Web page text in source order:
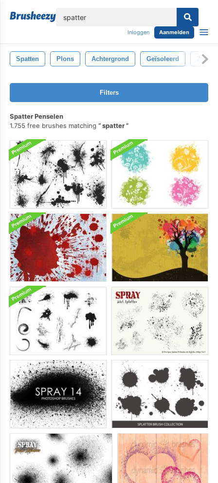
Inloggen Aanmelden
Spatten Plons Achtergrond Geïsoleerd Zwart
Filters
Spatter Penselen
1.755 free brushes matching
spatter